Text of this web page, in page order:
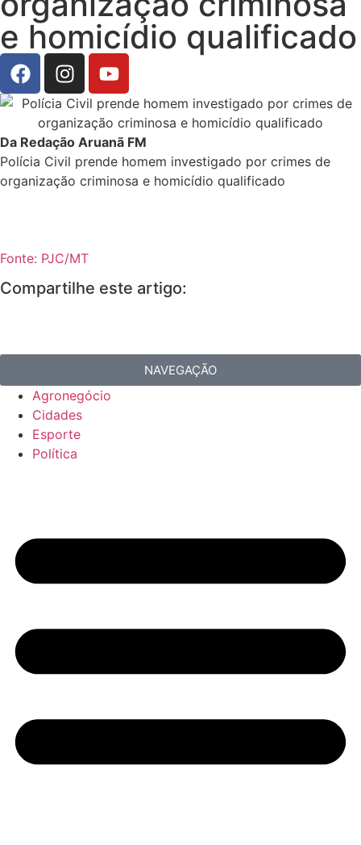
e homicídio qualificado
Da Redação Aruanã FM
Polícia Civil prende homem investigado por crimes de
organização criminosa e homicídio qualificado
Fonte: PJC/MT
Compartilhe este artigo:
NAVEGAÇÃO
Agronegócio
Cidades
Esporte
Política